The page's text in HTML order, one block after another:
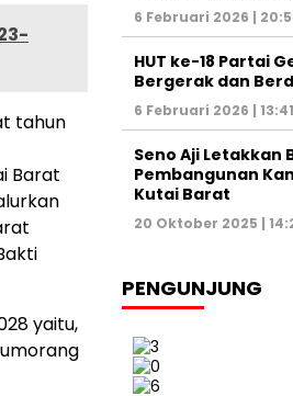
tahun
Barat
yaitu,
6 Februari 2026 |
HUT ke-18 Partai
Bergerak dan
6 Februari 2026 |
Seno Aji Letakkan
Pembangunan
Kutai Barat
20 Oktober 2025 |
PENGUNJUNG